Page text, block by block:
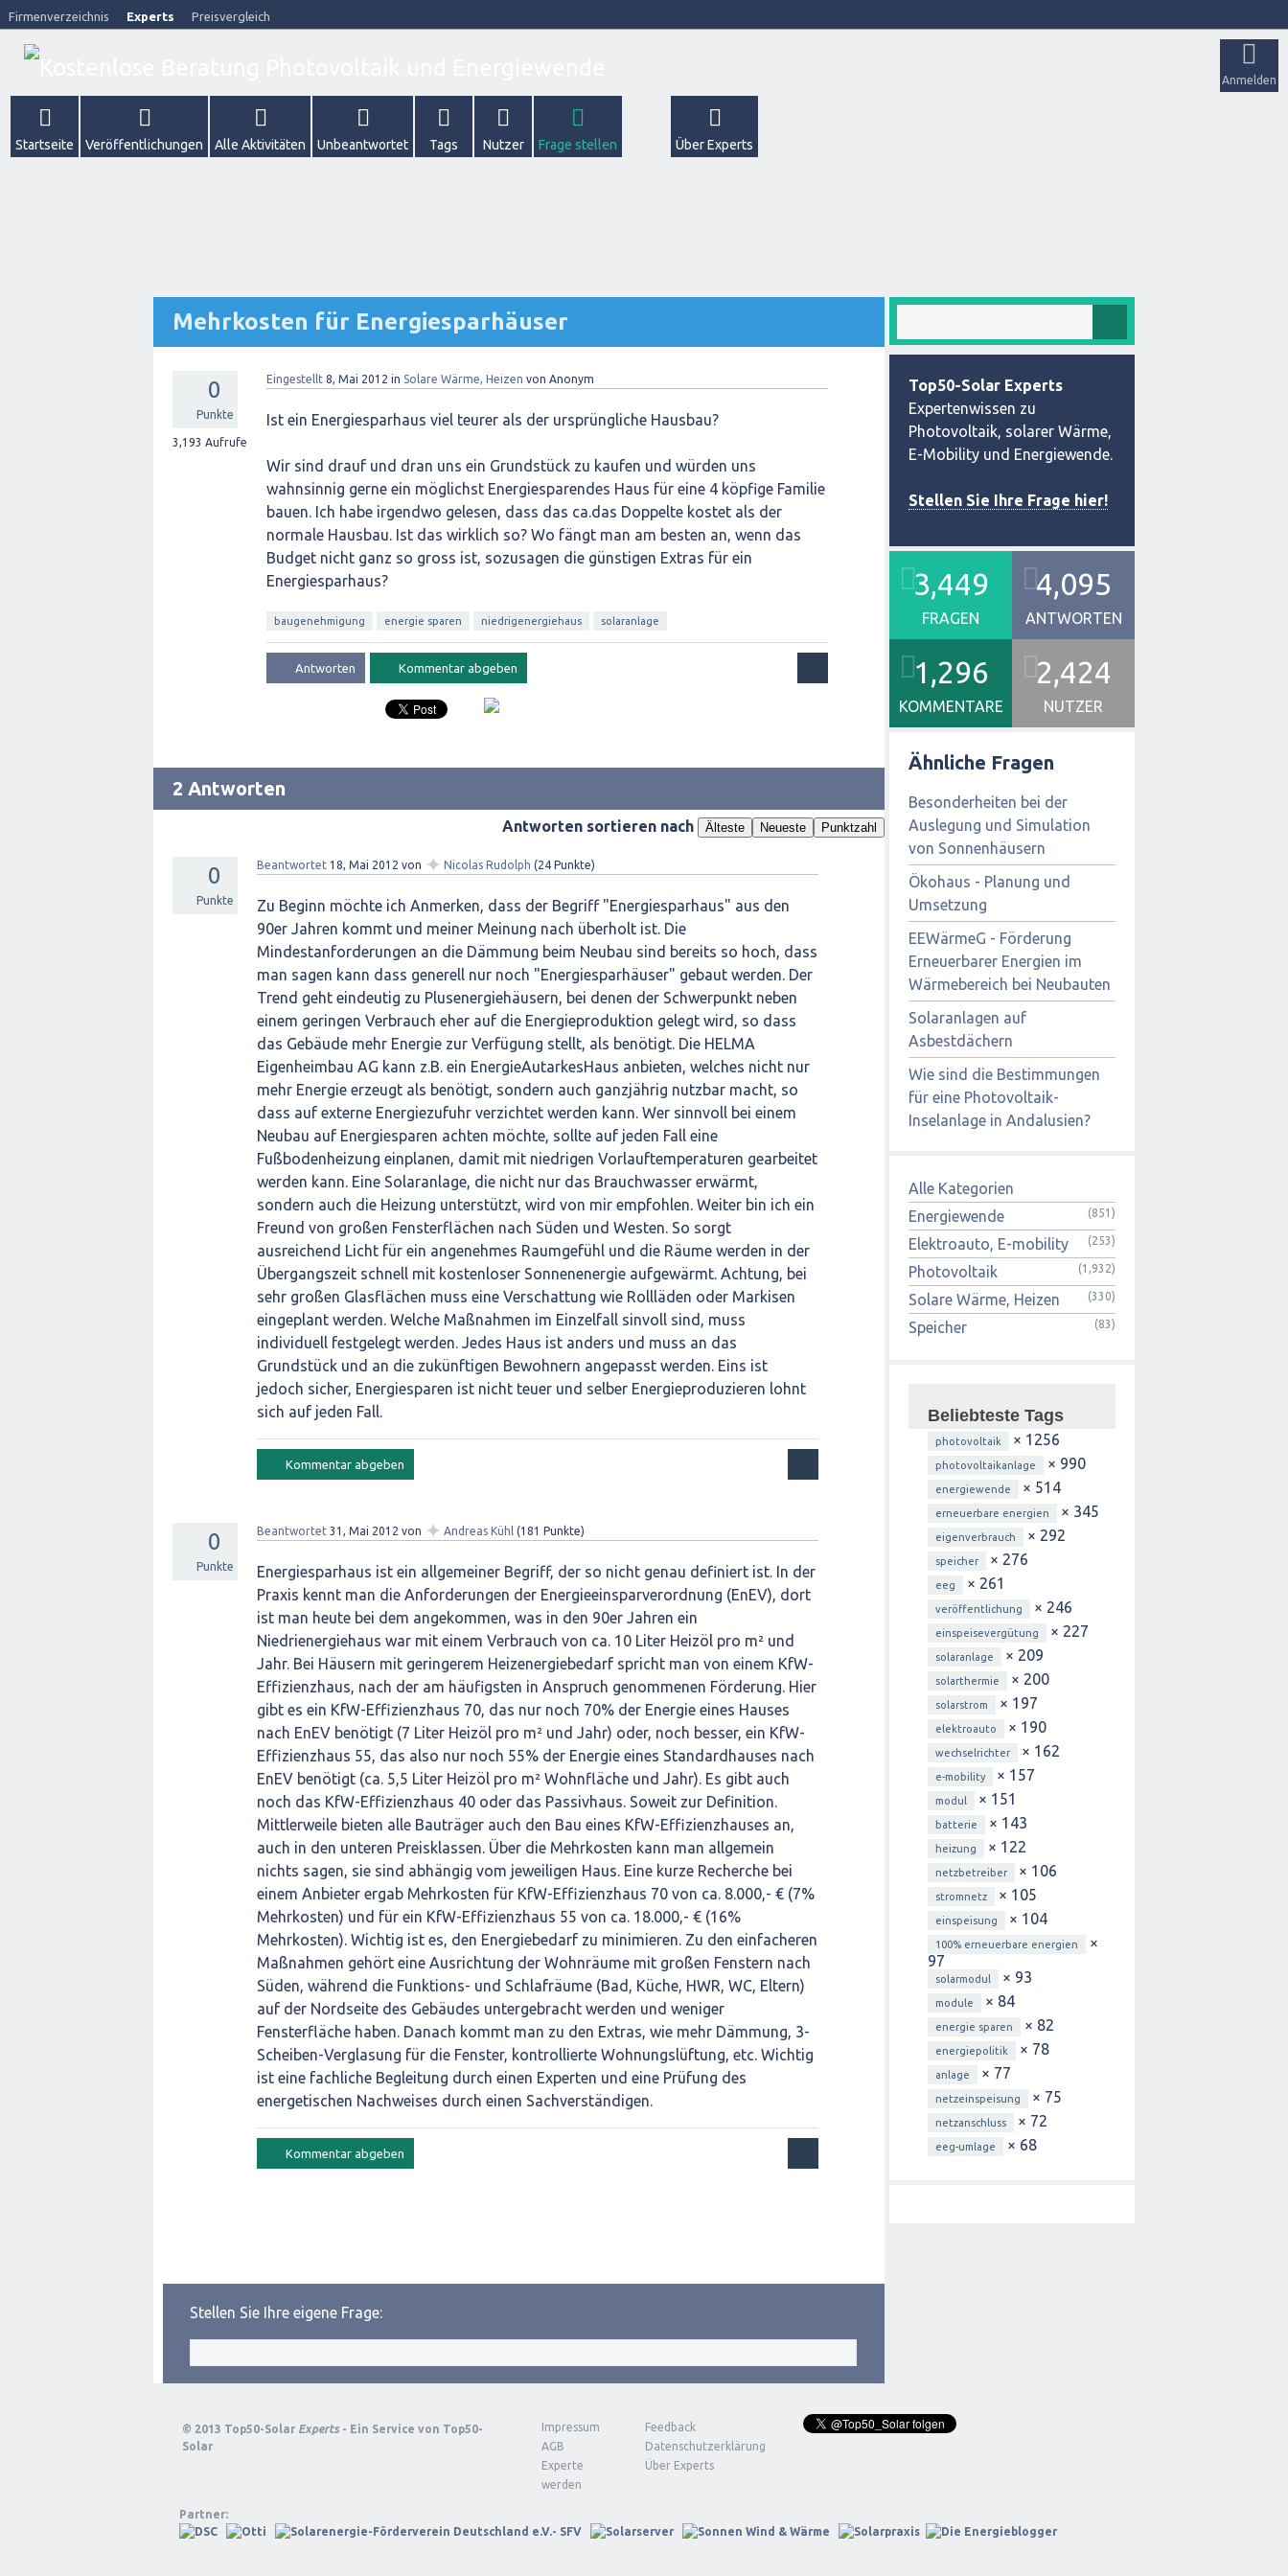
Firmenverzeichnis Experts Preisvergleich
Anmelden
Startseite Veröffentlichungen Alle Aktivitäten Unbeantwortet Tags Nutzer Frage stellen Über Experts
Mehrkosten für Energiesparhäuser
0
Punkte
3,193 Aufrufe
Eingestellt 8, Mai 2012 in Solare Wärme, Heizen von Anonym
Ist ein Energiesparhaus viel teurer als der ursprüngliche Hausbau?
Wir sind drauf und dran uns ein Grundstück zu kaufen und würden uns
wahnsinnig gerne ein möglichst Energiesparendes Haus für eine 4 köpfige Familie
bauen. Ich habe irgendwo gelesen, dass das ca.das Doppelte kostet als der
normale Hausbau. Ist das wirklich so? Wo fängt man am besten an, wenn das
Budget nicht ganz so gross ist, sozusagen die günstigen Extras für ein
Energiesparhaus?
baugenehmigung energie sparen niedrigenergiehaus solaranlage
2 Antworten
Antworten sortieren nach Älteste Neueste Punktzahl
0
Punkte
Beantwortet 18, Mai 2012 von ✦ Nicolas Rudolph (24 Punkte)
Zu Beginn möchte ich Anmerken, dass der Begriff "Energiesparhaus" aus den
90er Jahren kommt und meiner Meinung nach überholt ist. Die
Mindestanforderungen an die Dämmung beim Neubau sind bereits so hoch, dass
man sagen kann dass generell nur noch "Energiesparhäuser" gebaut werden. Der
Trend geht eindeutig zu Plusenergiehäusern, bei denen der Schwerpunkt neben
einem geringen Verbrauch eher auf die Energieproduktion gelegt wird, so dass
das Gebäude mehr Energie zur Verfügung stellt, als benötigt. Die HELMA
Eigenheimbau AG kann z.B. ein EnergieAutarkesHaus anbieten, welches nicht nur
mehr Energie erzeugt als benötigt, sondern auch ganzjährig nutzbar macht, so
dass auf externe Energiezufuhr verzichtet werden kann. Wer sinnvoll bei einem
Neubau auf Energiesparen achten möchte, sollte auf jeden Fall eine
Fußbodenheizung einplanen, damit mit niedrigen Vorlauftemperaturen gearbeitet
werden kann. Eine Solaranlage, die nicht nur das Brauchwasser erwärmt,
sondern auch die Heizung unterstützt, wird von mir empfohlen. Weiter bin ich ein
Freund von großen Fensterflächen nach Süden und Westen. So sorgt
ausreichend Licht für ein angenehmes Raumgefühl und die Räume werden in der
Übergangszeit schnell mit kostenloser Sonnenenergie aufgewärmt. Achtung, bei
sehr großen Glasflächen muss eine Verschattung wie Rollläden oder Markisen
eingeplant werden. Welche Maßnahmen im Einzelfall sinvoll sind, muss
individuell festgelegt werden. Jedes Haus ist anders und muss an das
Grundstück und an die zukünftigen Bewohnern angepasst werden. Eins ist
jedoch sicher, Energiesparen ist nicht teuer und selber Energieproduzieren lohnt
sich auf jeden Fall.
0
Punkte
Beantwortet 31, Mai 2012 von ✦ Andreas Kühl (181 Punkte)
Energiesparhaus ist ein allgemeiner Begriff, der so nicht genau definiert ist. In der
Praxis kennt man die Anforderungen der Energieeinsparverordnung (EnEV), dort
ist man heute bei dem angekommen, was in den 90er Jahren ein
Niedrienergiehaus war mit einem Verbrauch von ca. 10 Liter Heizöl pro m² und
Jahr. Bei Häusern mit geringerem Heizenergiebedarf spricht man von einem KfW-
Effizienzhaus, nach der am häufigsten in Anspruch genommenen Förderung. Hier
gibt es ein KfW-Effizienzhaus 70, das nur noch 70% der Energie eines Hauses
nach EnEV benötigt (7 Liter Heizöl pro m² und Jahr) oder, noch besser, ein KfW-
Effizienzhaus 55, das also nur noch 55% der Energie eines Standardhauses nach
EnEV benötigt (ca. 5,5 Liter Heizöl pro m² Wohnfläche und Jahr). Es gibt auch
noch das KfW-Effizienzhaus 40 oder das Passivhaus. Soweit zur Definition.
Mittlerweile bieten alle Bauträger auch den Bau eines KfW-Effizienzhauses an,
auch in den unteren Preisklassen. Über die Mehrkosten kann man allgemein
nichts sagen, sie sind abhängig vom jeweiligen Haus. Eine kurze Recherche bei
einem Anbieter ergab Mehrkosten für KfW-Effizienzhaus 70 von ca. 8.000,- € (7%
Mehrkosten) und für ein KfW-Effizienzhaus 55 von ca. 18.000,- € (16%
Mehrkosten). Wichtig ist es, den Energiebedarf zu minimieren. Zu den einfacheren
Maßnahmen gehört eine Ausrichtung der Wohnräume mit großen Fenstern nach
Süden, während die Funktions- und Schlafräume (Bad, Küche, HWR, WC, Eltern)
auf der Nordseite des Gebäudes untergebracht werden und weniger
Fensterfläche haben. Danach kommt man zu den Extras, wie mehr Dämmung, 3-
Scheiben-Verglasung für die Fenster, kontrollierte Wohnungslüftung, etc. Wichtig
ist eine fachliche Begleitung durch einen Experten und eine Prüfung des
energetischen Nachweises durch einen Sachverständigen.
Stellen Sie Ihre eigene Frage:
Top50-Solar Experts
Expertenwissen zu
Photovoltaik, solarer Wärme,
E-Mobility und Energiewende.
Stellen Sie Ihre Frage hier!
3,449
FRAGEN
4,095
ANTWORTEN
1,296
KOMMENTARE
2,424
NUTZER
Ähnliche Fragen
Besonderheiten bei der
Auslegung und Simulation
von Sonnenhäusern
Ökohaus - Planung und
Umsetzung
EEWärmeG - Förderung
Erneuerbarer Energien im
Wärmebereich bei Neubauten
Solaranlagen auf
Asbestdächern
Wie sind die Bestimmungen
für eine Photovoltaik-
Inselanlage in Andalusien?
Alle Kategorien
Energiewende
(851)
Elektroauto, E-mobility (253)
Photovoltaik (1,932)
Solare Wärme, Heizen (330)
Speicher (83)
Beliebteste Tags
photovoltaik × 1256
photovoltaikanlage × 990
energiewende × 514
erneuerbare energien × 345
eigenverbrauch × 292
speicher × 276
eeg × 261
veröffentlichung × 246
einspeisevergütung × 227
solaranlage × 209
solarthermie × 200
solarstrom × 197
elektroauto × 190
wechselrichter × 162
e-mobility × 157
modul × 151
batterie × 143
heizung × 122
netzbetreiber × 106
stromnetz × 105
einspeisung × 104
100% erneuerbare energien
×
97
solarmodul × 93
module × 84
energie sparen × 82
energiepolitik × 78
anlage × 77
netzeinspeisung × 75
netzanschluss × 72
eeg-umlage × 68
© 2013 Top50-Solar Experts - Ein Service von Top50-
Solar
Impressum
Feedback
AGB
Datenschutzerklärung
Experte
werden
Über Experts
Partner: